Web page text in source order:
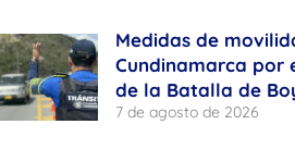
Medidas de
Cundinamarca por
de la Batalla de
7 de agosto de 2026